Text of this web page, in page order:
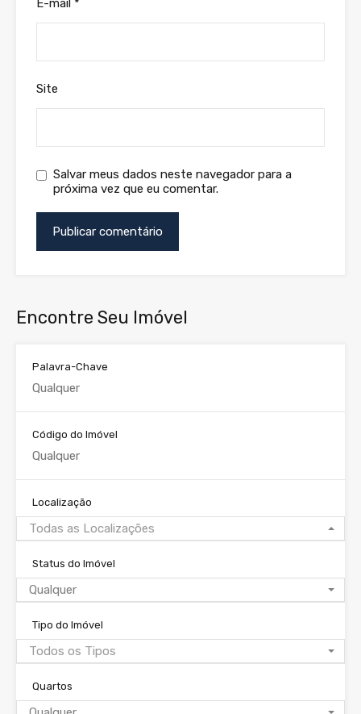
E-mail *
Site
Salvar meus dados neste navegador para a
próxima vez que eu comentar.
Encontre Seu Imóvel
Palavra-Chave
Código do Imóvel
Localização
Todas as Localizações
Status do Imóvel
Qualquer
Tipo do Imóvel
Todos os Tipos
Quartos